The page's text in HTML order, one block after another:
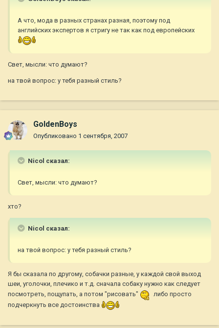
А что, мода в разных странах разная, поэтому под
английских экспертов я стригу не так как под европейских
Свет, мысли: что думают?
на твой вопрос: у тебя разный стиль?
GoldenBoys
Опубликовано 1 сентября, 2007
Nicol сказал:
Свет, мысли: что думают?
хто?
Nicol сказал:
на твой вопрос: у тебя разный стиль?
Я бы сказала по другому, собачки разные, у каждой свой выход
шеи, уголочки, плечико и т.д. сначала собаку нужно как следует
посмотреть, пощупать, а потом "рисовать"
либо просто
подчеркнуть все достоинства